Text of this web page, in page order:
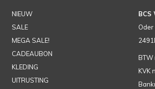
NIEUW
SALE
MEGA SALE!
CADEAUBON
KLEDING
UITRUSTING
BCS
Oder
BTW
KVK